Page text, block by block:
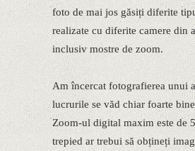
foto de mai jos găsiți diferite
realizate cu diferite camere din
inclusiv mostre de zoom.
Am încercat fotografierea unui
lucrurile se văd chiar foarte
Zoom-ul digital maxim este de
trepied ar trebui să obțineți